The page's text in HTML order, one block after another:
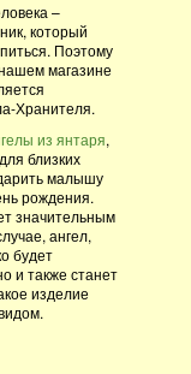
–
который
Поэтому
магазине
Хранителя.
из янтаря,
близких
малышу
рождения.
значительным
ангел,
будет
и также станет
изделие